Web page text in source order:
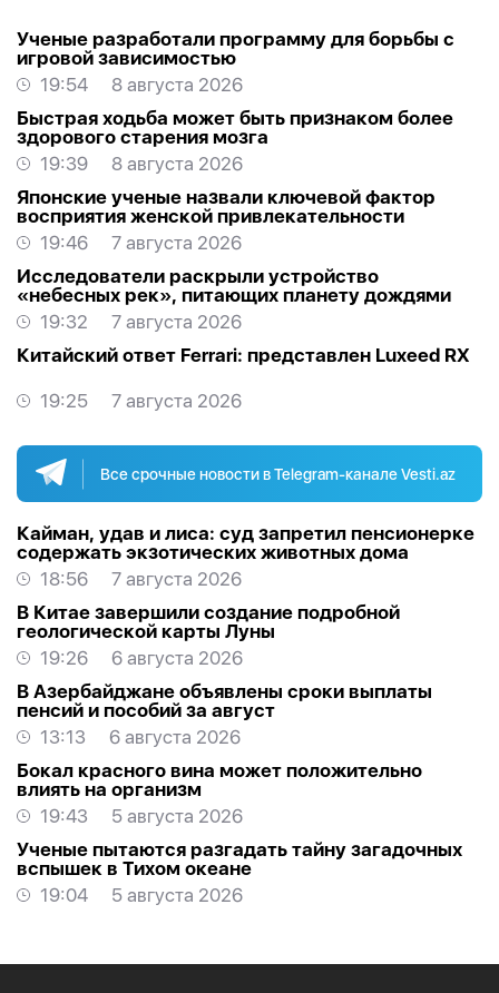
Ученые разработали программу для борьбы с
игровой зависимостью
19:54
8 августа 2026
Быстрая ходьба может быть признаком более
здорового старения мозга
19:39
8 августа 2026
Японские ученые назвали ключевой фактор
восприятия женской привлекательности
19:46
7 августа 2026
Исследователи раскрыли устройство
«небесных рек», питающих планету дождями
19:32
7 августа 2026
Китайский ответ Ferrari: представлен Luxeed RX
19:25 7 августа 2026
Все срочные новости в Telegram-канале Vesti.az
Кайман, удав и лиса: суд запретил пенсионерке
содержать экзотических животных дома
18:56
7 августа 2026
В Китае завершили создание подробной
геологической карты Луны
19:26
6 августа 2026
В Азербайджане объявлены сроки выплаты
пенсий и пособий за август
13:13
6 августа 2026
Бокал красного вина может положительно
влиять на организм
19:43
5 августа 2026
Ученые пытаются разгадать тайну загадочных
вспышек в Тихом океане
19:04
5 августа 2026